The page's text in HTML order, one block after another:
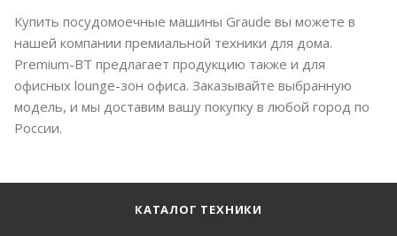
Купить посудомоечные машины Graude вы можете в
нашей компании премиальной техники для дома.
Premium-BT предлагает продукцию также и для
офисных lounge-зон офиса. Заказывайте выбранную
модель, и мы доставим вашу покупку в любой город по
России.
КАТАЛОГ ТЕХНИКИ